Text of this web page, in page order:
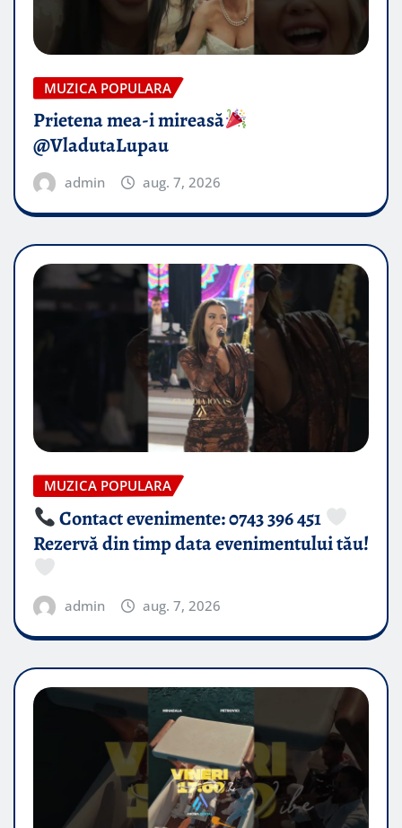
MUZICA POPULARA
Prietena mea-i mireasă​
@VladutaLupau
admin aug. 7, 2026
MUZICA POPULARA
Contact evenimente: 0743 396 451
Rezervă din timp data evenimentului tău!
admin aug. 7, 2026